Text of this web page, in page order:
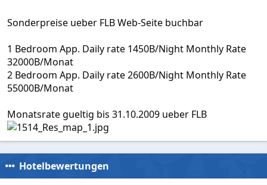
Sonderpreise ueber FLB Web-Seite buchbar
1 Bedroom App. Daily rate 1450B/Night Monthly Rate
32000B/Monat
2 Bedroom App. Daily rate 2600B/Night Monthly Rate
55000B/Monat
Monatsrate gueltig bis 31.10.2009 ueber FLB
Hotelbewertungen